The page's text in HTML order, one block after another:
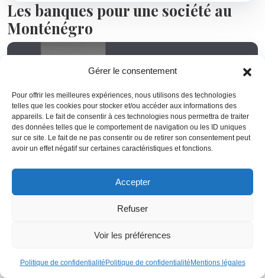
Gérer le consentement
Pour offrir les meilleures expériences, nous utilisons des technologies
telles que les cookies pour stocker et/ou accéder aux informations des
appareils. Le fait de consentir à ces technologies nous permettra de traiter
des données telles que le comportement de navigation ou les ID uniques
sur ce site. Le fait de ne pas consentir ou de retirer son consentement peut
avoir un effet négatif sur certaines caractéristiques et fonctions.
Accepter
Refuser
Voir les préférences
Politique de confidentialité Politique de confidentialité Mentions légales
Les banques pour une société au
Monténégro
. Il est donc très facile pour une
entreprise d’envoyer ou de recevoir des paiements
entreprises d’import-export établies au Monténégro.